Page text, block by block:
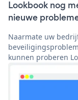
Lookbook nog
nieuwe
Naarmate uw
kunnen proberen